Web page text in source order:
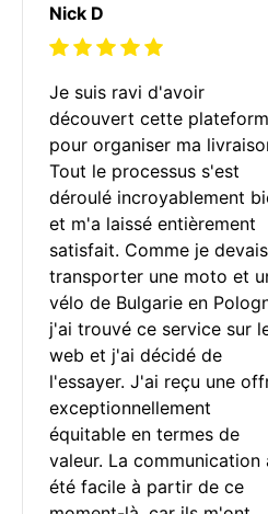
Nick D
Je suis ravi d'avoir
découvert cette
pour organiser ma
Tout le processus s'est
déroulé incroyablement
et m'a laissé entièrement
satisfait. Comme je devais
transporter une moto et
vélo de Bulgarie en
j'ai trouvé ce service sur
web et j'ai décidé de
l'essayer. J'ai reçu une
exceptionnellement
équitable en termes de
valeur. La communication
été facile à partir de ce